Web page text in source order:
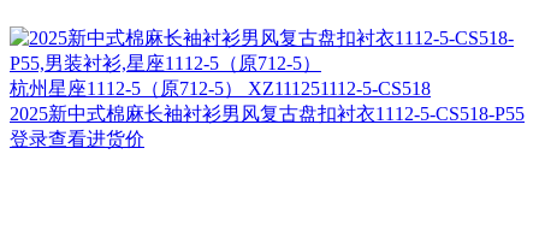
杭州星座1112-5（原712-5） XZ111251112-5-CS518
2025新中式棉麻长袖衬衫男风复古盘扣衬衣1112-5-CS518-P55
登录查看进货价